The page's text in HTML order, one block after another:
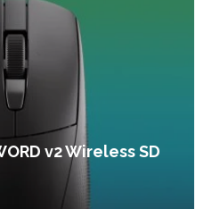
v2 Wireless SD